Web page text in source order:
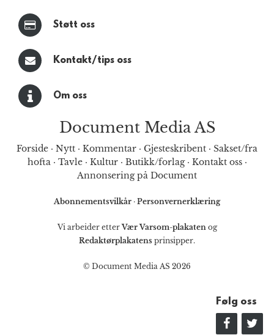
Støtt oss
Kontakt/tips oss
Om oss
Document Media AS
Forside · Nytt · Kommentar · Gjesteskribent · Sakset/fra
hofta· Tavle· Kultur· Butikk/forlag· Kontakt oss·
Annonsering på Document
Abonnementsvilkår · Personvernerklæring
Vi arbeider etterVær Varsom-plakaten og
Redaktørplakatens prinsipper.
© Document Media AS 2026
Følg oss